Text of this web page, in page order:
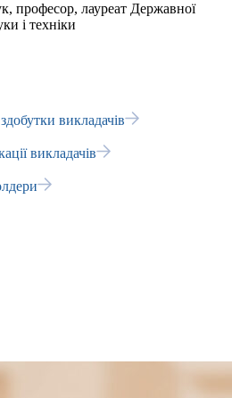
професор, лауреат Державної
і техніки
викладачів
викладачів